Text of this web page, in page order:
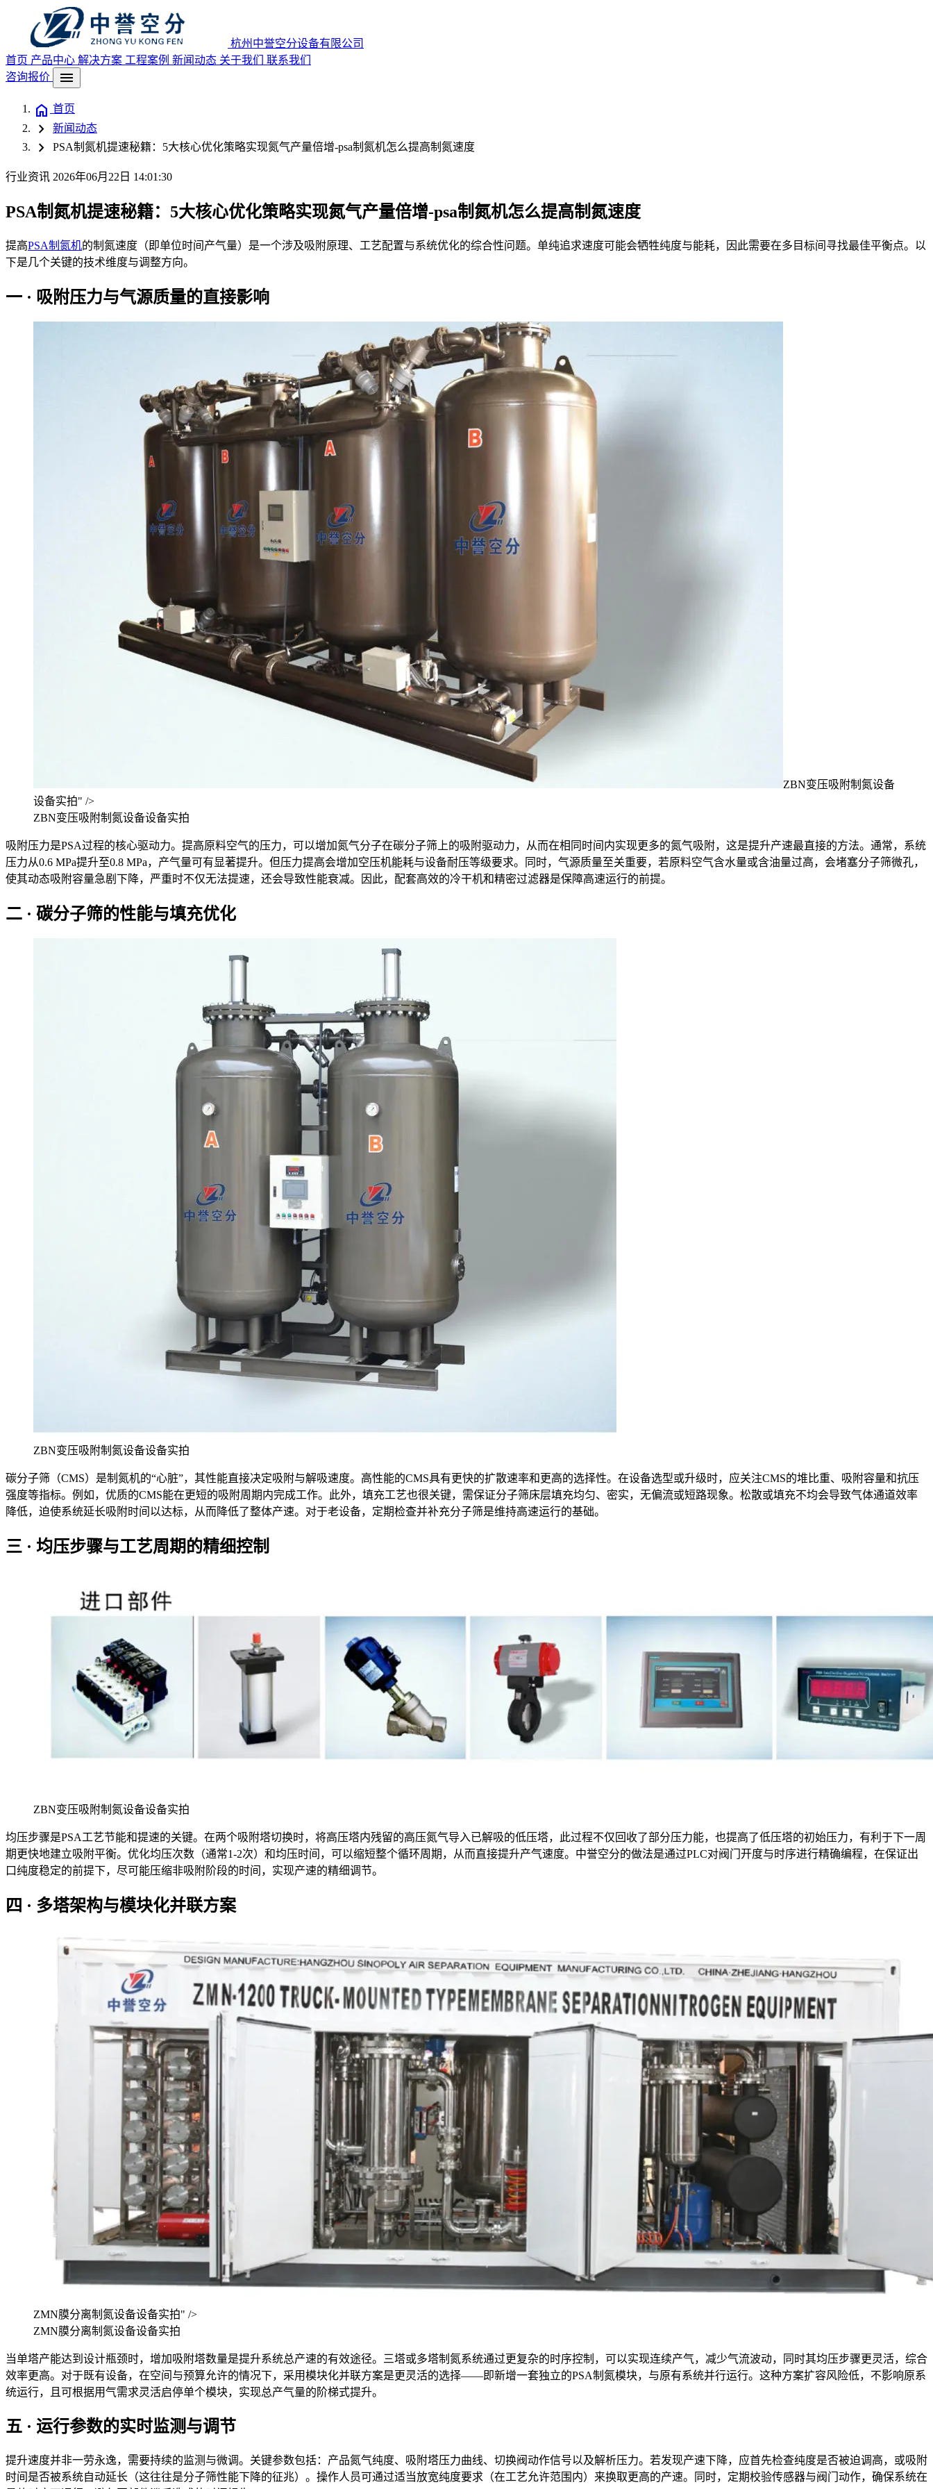
杭州中誉空分设备有限公司
首页 产品中心 解决方案 工程案例 新闻动态 关于我们 联系我们
咨询报价
menu
home 首页
chevron_right 新闻动态
chevron_right PSA制氮机提速秘籍：5大核心优化策略实现氮气产量倍增-psa制氮机怎么提高制氮速度
行业资讯 2026年06月22日 14:01:30
PSA制氮机提速秘籍：5大核心优化策略实现氮气产量倍增-psa制氮机怎么提高制氮速度
提高PSA制氮机的制氮速度（即单位时间产气量）是一个涉及吸附原理、工艺配置与系统优化的综合性问题。单纯追求速度可能会牺牲纯度与能耗，因此需要在多目标间寻找最佳平衡点。以
下是几个关键的技术维度与调整方向。
一 · 吸附压力与气源质量的直接影响
ZBN变压吸附制氮设备
设备实拍" />
ZBN变压吸附制氮设备设备实拍
吸附压力是PSA过程的核心驱动力。提高原料空气的压力，可以增加氮气分子在碳分子筛上的吸附驱动力，从而在相同时间内实现更多的氮气吸附，这是提升产速最直接的方法。通常，系统
压力从0.6 MPa提升至0.8 MPa，产气量可有显著提升。但压力提高会增加空压机能耗与设备耐压等级要求。同时，气源质量至关重要，若原料空气含水量或含油量过高，会堵塞分子筛微孔，
使其动态吸附容量急剧下降，严重时不仅无法提速，还会导致性能衰减。因此，配套高效的冷干机和精密过滤器是保障高速运行的前提。
二 · 碳分子筛的性能与填充优化
ZBN变压吸附制氮设备设备实拍
碳分子筛（CMS）是制氮机的“心脏”，其性能直接决定吸附与解吸速度。高性能的CMS具有更快的扩散速率和更高的选择性。在设备选型或升级时，应关注CMS的堆比重、吸附容量和抗压
强度等指标。例如，优质的CMS能在更短的吸附周期内完成工作。此外，填充工艺也很关键，需保证分子筛床层填充均匀、密实，无偏流或短路现象。松散或填充不均会导致气体通道效率
降低，迫使系统延长吸附时间以达标，从而降低了整体产速。对于老设备，定期检查并补充分子筛是维持高速运行的基础。
三 · 均压步骤与工艺周期的精细控制
ZBN变压吸附制氮设备设备实拍
均压步骤是PSA工艺节能和提速的关键。在两个吸附塔切换时，将高压塔内残留的高压氮气导入已解吸的低压塔，此过程不仅回收了部分压力能，也提高了低压塔的初始压力，有利于下一周
期更快地建立吸附平衡。优化均压次数（通常1-2次）和均压时间，可以缩短整个循环周期，从而直接提升产气速度。中誉空分的做法是通过PLC对阀门开度与时序进行精确编程，在保证出
口纯度稳定的前提下，尽可能压缩非吸附阶段的时间，实现产速的精细调节。
四 · 多塔架构与模块化并联方案
ZMN膜分离制氮设备设备实拍" />
ZMN膜分离制氮设备设备实拍
当单塔产能达到设计瓶颈时，增加吸附塔数量是提升系统总产速的有效途径。三塔或多塔制氮系统通过更复杂的时序控制，可以实现连续产气，减少气流波动，同时其均压步骤更灵活，综合
效率更高。对于既有设备，在空间与预算允许的情况下，采用模块化并联方案是更灵活的选择——即新增一套独立的PSA制氮模块，与原有系统并行运行。这种方案扩容风险低，不影响原系
统运行，且可根据用气需求灵活启停单个模块，实现总产气量的阶梯式提升。
五 · 运行参数的实时监测与调节
提升速度并非一劳永逸，需要持续的监测与微调。关键参数包括：产品氮气纯度、吸附塔压力曲线、切换阀动作信号以及解析压力。若发现产速下降，应首先检查纯度是否被迫调高，或吸附
时间是否被系统自动延长（这往往是分子筛性能下降的征兆）。操作人员可通过适当放宽纯度要求（在工艺允许范围内）来换取更高的产速。同时，定期校验传感器与阀门动作，确保系统在